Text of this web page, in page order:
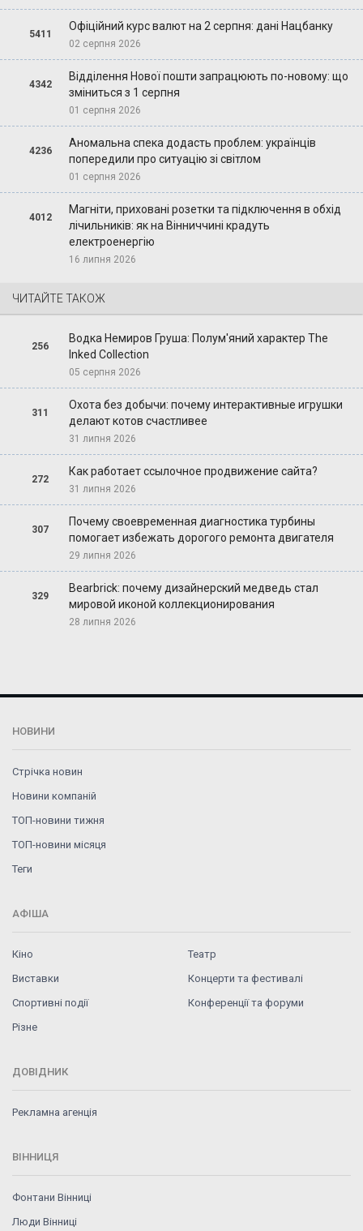
5411
Офіційний курс валют на 2 серпня: дані Нацбанку
02 серпня 2026
4342
Відділення Нової пошти запрацюють по-новому: що
зміниться з 1 серпня
01 серпня 2026
4236
Аномальна спека додасть проблем: українців
попередили про ситуацію зі світлом
01 серпня 2026
4012
Магніти, приховані розетки та підключення в обхід
лічильників: як на Вінниччині крадуть
електроенергію
16 липня 2026
ЧИТАЙТЕ ТАКОЖ
256
Водка Немиров Груша: Полум'яний характер The
Inked Collection
05 серпня 2026
311
Охота без добычи: почему интерактивные игрушки
делают котов счастливее
31 липня 2026
272
Как работает ссылочное продвижение сайта?
31 липня 2026
307
Почему своевременная диагностика турбины
помогает избежать дорогого ремонта двигателя
29 липня 2026
329
Bearbrick: почему дизайнерский медведь стал
мировой иконой коллекционирования
28 липня 2026
НОВИНИ
Стрічка новин
Новини компаній
ТОП-новини тижня
ТОП-новини місяця
Теги
АФІША
Кіно
Театр
Виставки
Концерти та фестивалі
Спортивні події
Конференції та форуми
Різне
ДОВІДНИК
Рекламна агенція
ВІННИЦЯ
Фонтани Вінниці
Люди Вінниці